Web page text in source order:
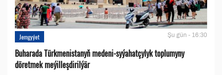
Jemgyýet Şu gün - 16:30
Buharada Türkmenistanyň medeni-syýahatçylyk toplumyny
döretmek meýilleşdirilýär